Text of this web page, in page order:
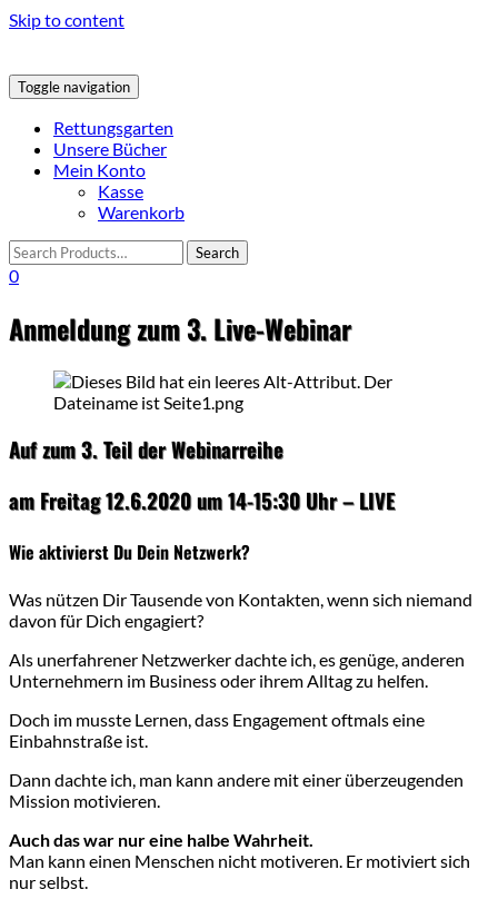
Skip to content
Toggle navigation
Rettungsgarten
Unsere Bücher
Mein Konto
Kasse
Warenkorb
0
Anmeldung zum 3. Live-Webinar
Auf zum 3. Teil der Webinarreihe
am Freitag 12.6.2020 um 14-15:30 Uhr – LIVE
Wie aktivierst Du Dein Netzwerk?
Was nützen Dir Tausende von Kontakten, wenn sich niemand
davon für Dich engagiert?
Als unerfahrener Netzwerker dachte ich, es genüge, anderen
Unternehmern im Business oder ihrem Alltag zu helfen.
Doch im musste Lernen, dass Engagement oftmals eine
Einbahnstraße ist.
Dann dachte ich, man kann andere mit einer überzeugenden
Mission motivieren.
Auch das war nur eine halbe Wahrheit.
Man kann einen Menschen nicht motiveren. Er motiviert sich
nur selbst.